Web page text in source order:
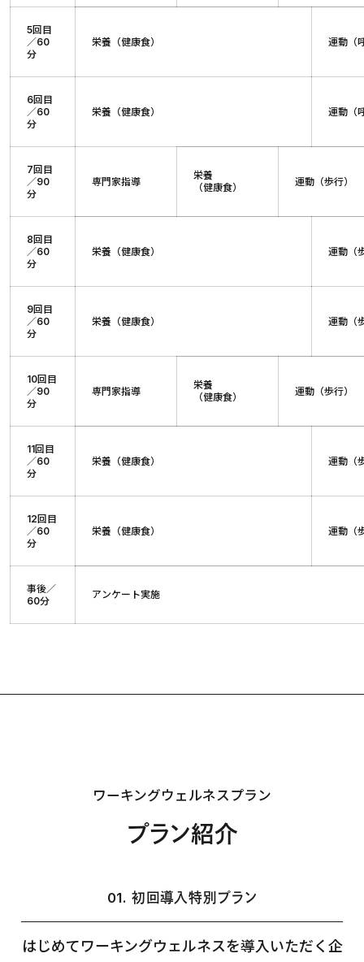
5回目
／60
分
栄養（健康食） 運動（
6回目
／60
分
栄養（健康食） 運動（
7回目
／90
分
専門家指導
栄養
（健康食）
運動（歩行）
8回目
／60
分
栄養（健康食） 運動（
9回目
／60
分
栄養（健康食） 運動（
10回目
／90
分
専門家指導
栄養
（健康食）
運動（歩行）
11回目
／60
分
栄養（健康食） 運動（
12回目
／60
分
栄養（健康食） 運動（
事後／
60分
アンケート実施
ワーキングウェルネスプラン
プラン紹介
01. 初回導入特別プラン
はじめてワーキングウェルネスを導入いただく企